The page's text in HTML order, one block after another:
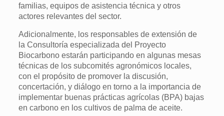
familias, equipos de asistencia técnica y otros
actores relevantes del sector.
Adicionalmente, los responsables de extensión de
la Consultoría especializada del Proyecto
Biocarbono estarán participando en algunas mesas
técnicas de los subcomités agronómicos locales,
con el propósito de promover la discusión,
concertación, y diálogo en torno a la importancia de
implementar buenas prácticas agrícolas (BPA) bajas
en carbono en los cultivos de palma de aceite.